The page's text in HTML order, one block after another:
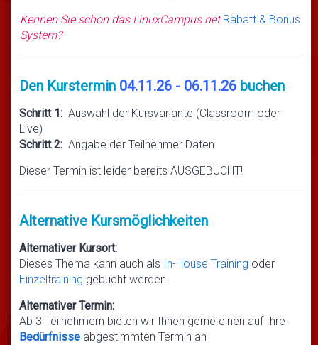
Kennen Sie schon das LinuxCampus.net Rabatt & Bonus
System?
Den Kurstermin 04.11.26 - 06.11.26 buchen
Schritt 1: Auswahl der Kursvariante (Classroom oder
Live)
Schritt 2: Angabe der Teilnehmer Daten
Dieser Termin ist leider bereits AUSGEBUCHT!
Alternative Kursmöglichkeiten
Alternativer Kursort:
Dieses Thema kann auch als In-House Training oder
Einzeltraining gebucht werden
Alternativer Termin:
Ab 3 Teilnehmern bieten wir Ihnen gerne einen auf Ihre
Bedürfnisse abgestimmten Termin an